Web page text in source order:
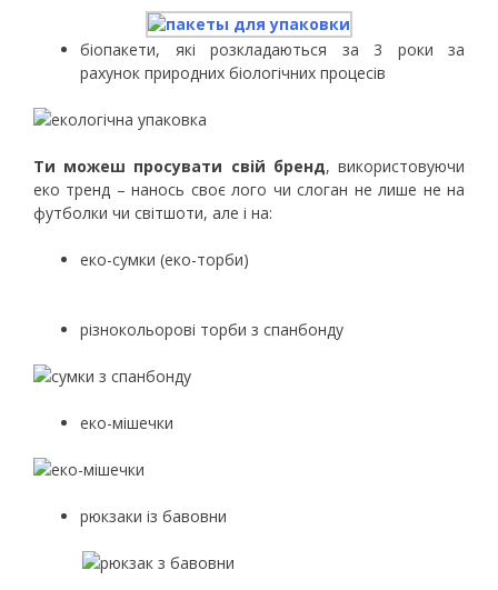
біопакети, які розкладаються за 3 роки за
рахунок природних біологічних процесів
Ти можеш просувати свій бренд, використовуючи
еко тренд – нанось своє лого чи слоган не лише не на
футболки чи світшоти, але і на:
еко-сумки (еко-торби)
різнокольорові торби з спанбонду
еко-мішечки
рюкзаки із бавовни